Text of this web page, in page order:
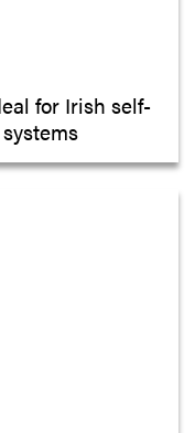
for Irish self-